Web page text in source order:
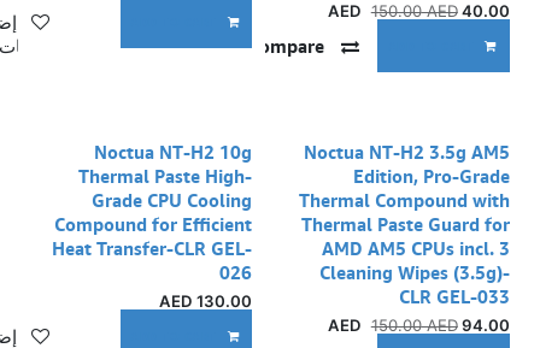
40.00
AED
150.00AED
Compare إضافة إلى قائمة
Noctua NT-H2 3.5g AM5
Edition, Pro-Grade
Thermal Compound with
Thermal Paste Guard for
AMD AM5 CPUs incl. 3
Cleaning Wipes (3.5g)-
CLR GEL-033
94.00
AED
150.00AED
Noctua NT-H2 10g
Thermal Paste High-
Grade CPU Cooling
Compound for Efficient
Heat Transfer-CLR GEL-
026
130.00
AED